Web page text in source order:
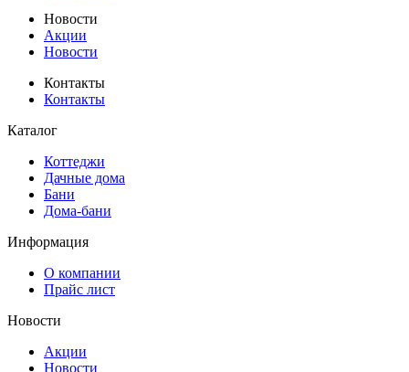
Новости
Акции
Новости
Контакты
Контакты
Каталог
Коттеджи
Дачные дома
Бани
Дома-бани
Информация
О компании
Прайс лист
Новости
Акции
Новости